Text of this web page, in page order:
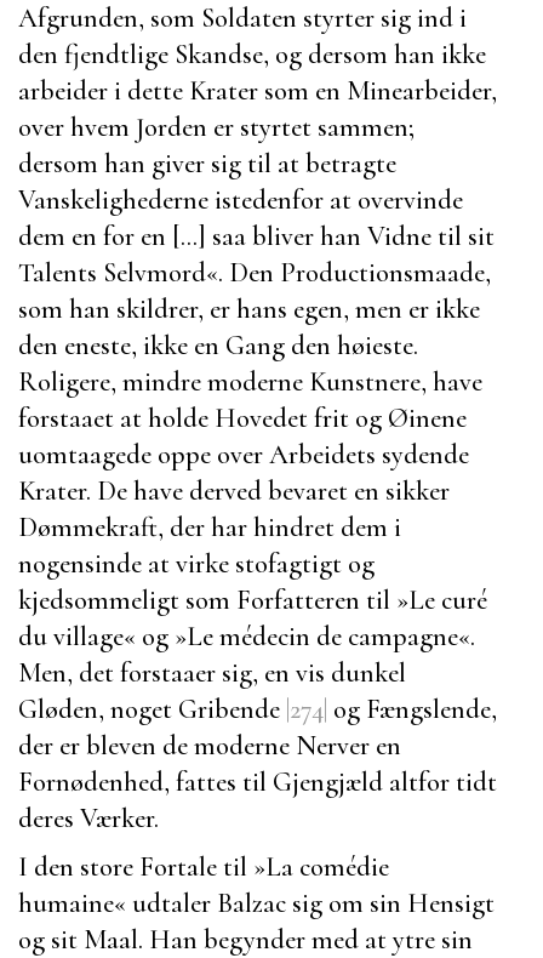
Afgrunden, som Soldaten styrter sig ind i
den fjendtlige Skandse, og dersom han ikke
arbeider i dette Krater som en Minearbeider,
over hvem Jorden er styrtet sammen;
dersom han giver sig til at betragte
Vanskelighederne istedenfor at overvinde
dem en for en [...] saa bliver han Vidne til sit
Talents Selvmord«. Den Productionsmaade,
som han skildrer, er hans egen, men er ikke
den eneste, ikke en Gang den høieste.
Roligere, mindre moderne Kunstnere, have
forstaaet at holde Hovedet frit og Øinene
uomtaagede oppe over Arbeidets sydende
Krater. De have derved bevaret en sikker
Dømmekraft, der har hindret dem i
nogensinde at virke stofagtigt og
kjedsommeligt som Forfatteren til »Le curé
du village« og »Le médecin de campagne«.
Men, det forstaaer sig, en vis dunkel
Gløden, noget Gribende |274| og Fængslende,
der er bleven de moderne Nerver en
Fornødenhed, fattes til Gjengjæld altfor tidt
deres Værker.
I den store Fortale til »La comédie
humaine« udtaler Balzac sig om sin Hensigt
og sit Maal. Han begynder med at ytre sin